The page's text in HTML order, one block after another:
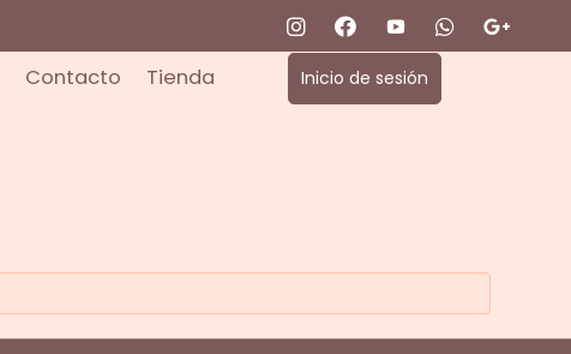
Contacto Tienda Inicio de sesión